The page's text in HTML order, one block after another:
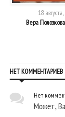
18
Вера
НЕТ КОММЕНТАРИЕВ
Нет
Может,